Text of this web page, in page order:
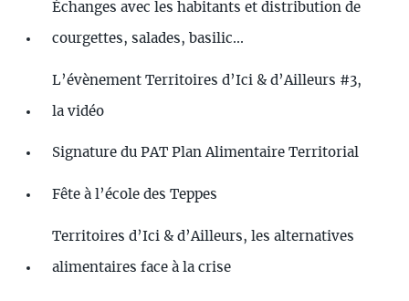
Échanges avec les habitants et distribution de
courgettes, salades, basilic...
L’évènement Territoires d’Ici & d’Ailleurs #3,
la vidéo
Signature du PAT Plan Alimentaire Territorial
Fête à l’école des Teppes
Territoires d’Ici & d’Ailleurs, les alternatives
alimentaires face à la crise